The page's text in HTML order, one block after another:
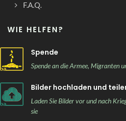
F.A.Q.
WIE HELFEN?
Spende
Spende an die Armee, Migranten
Bilder hochladen und
Laden Sie Bilder vor und nach
sie